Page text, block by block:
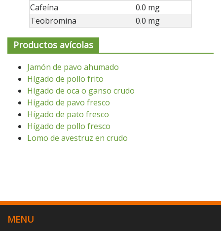
Cafeína
0.0 mg
Teobromina
0.0 mg
Productos avícolas
Jamón de pavo ahumado
Hígado de pollo frito
Hígado de oca o ganso crudo
Hígado de pavo fresco
Hígado de pato fresco
Hígado de pollo fresco
Lomo de avestruz en crudo
MENU